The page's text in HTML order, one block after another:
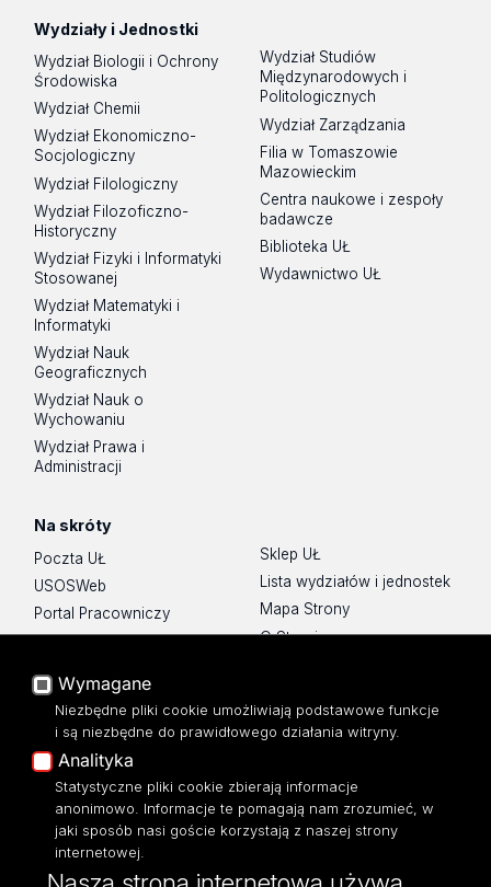
Wydziały i Jednostki
Wydział Biologii i Ochrony
Środowiska
Wydział Chemii
Wydział Ekonomiczno-
Socjologiczny
Wydział Filologiczny
Wydział Filozoficzno-
Historyczny
Wydział Fizyki i Informatyki
Stosowanej
Wydział Matematyki i
Informatyki
Wydział Nauk
Geograficznych
Wydział Nauk o
Wychowaniu
Wydział Prawa i
Administracji
Wydział Studiów
Międzynarodowych i
Politologicznych
Wydział Zarządzania
Filia w Tomaszowie
Mazowieckim
Centra naukowe i zespoły
badawcze
Biblioteka UŁ
Wydawnictwo UŁ
Na skróty
Poczta UŁ
USOSWeb
Portal Pracowniczy
Baza Aktów Własnych
Moodle
Eksperci UŁ
Polityka Prywatności
Dostępność
Sklep UŁ
Lista wydziałów i jednostek
Mapa Strony
O Stronie
ul. Narutowicza 68, 90-136 Łódź
Wymagane
Niezbędne pliki cookie umożliwiają podstawowe funkcje
i są niezbędne do prawidłowego działania witryny.
Analityka
Statystyczne pliki cookie zbierają informacje
anonimowo. Informacje te pomagają nam zrozumieć, w
jaki sposób nasi goście korzystają z naszej strony
internetowej.